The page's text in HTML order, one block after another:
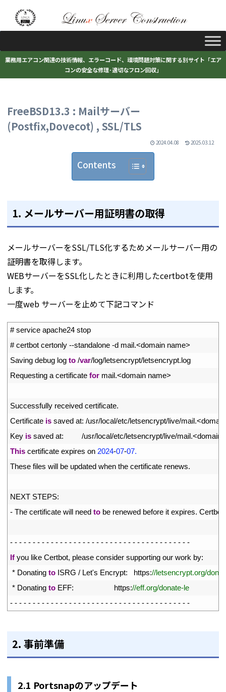
業務用エアコン関連の技術情報、エラーコード、環境問題対策に関する別サイト「エア
コンの安全な修理･適切なフロン回収」
FreeBSD13.3 : Mailサーバー
(Postfix,Dovecot) , SSL/TLS
2024.04.08 2025.03.12
Contents
1. メールサーバー用証明書の取得
メールサーバーをSSL/TLS化するためメールサーバー用の
証明書を取得します。
WEBサーバーをSSL化したときに利用したcertbotを使用
します。
一度web サーバーを止めて下記コマンド
# service apache24 stop
# certbot certonly --standalone -d mail.<domain name>
Saving debug log to /var/log/letsencrypt/letsencrypt.log
Requesting a certificate for mail.<domain name>
Successfully received certificate.
Certificate is saved at: /usr/local/etc/letsencrypt/live/mail.<
Key is saved at: /usr/local/etc/letsencrypt/live/mail.<domain
This certificate expires on 2024-07-07.
These files will be updated when the certificate renews.
NEXT STEPS:
- The certificate will need to be renewed before it expires. Certbot
- - - - - - - - - - - - - - - - - - - - - - - - - - - - - - - - - - - - - - - -
If you like Certbot, please consider supporting our work by:
* Donating to ISRG / Let's Encrypt: https://letsencrypt.org/
* Donating to EFF: https://eff.org/donate-le
- - - - - - - - - - - - - - - - - - - - - - - - - - - - - - - - - - - - - - - -
2. 事前準備
2.1 Portsnapのアップデート